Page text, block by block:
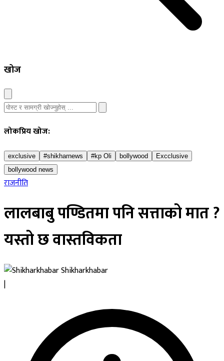
खोज
लोकप्रिय खोज:
exclusive #shikharnews #kp Oli bollywood
Excclusive
bollywood news
राजनीति
लालबाबु पण्डितमा पनि सत्ताको मात ?
यस्तो छ वास्तविकता
Shikharkhabar
|